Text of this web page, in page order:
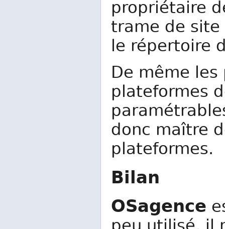
propriétaire
trame de site
le répertoire
De même
plateformes
donc maître
plateformes.
Bilan
OSagence